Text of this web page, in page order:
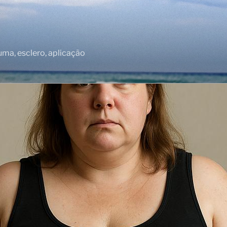
esclero, aplicação